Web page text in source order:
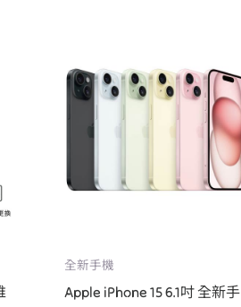
全新手機
Apple iPhone 15 6.1吋 全新手